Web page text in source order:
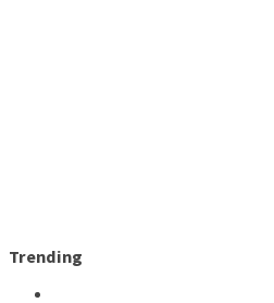
Trending